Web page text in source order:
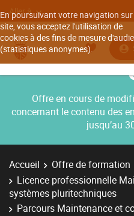
En poursuivant votre navigation sur
site, vous acceptez l'utilisation de
cookies à des fins de mesure
(statistiques anonymes).
Aller à
Offre en cours de
concernant le contenu des
jusqu’au
Accueil Offre de formation
Licence professionnelle
systèmes pluritechniques
Parcours Maintenance et